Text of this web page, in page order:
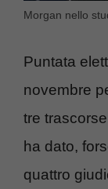
Morgan nello
Puntata
novembre
tre
ha dato,
quattro